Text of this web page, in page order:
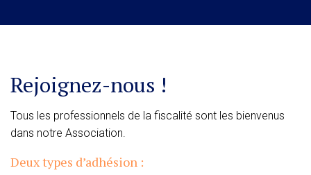
Rejoignez-nous !
Tous les professionnels de la fiscalité sont les bienvenus
dans notre Association.
Deux types d’adhésion :